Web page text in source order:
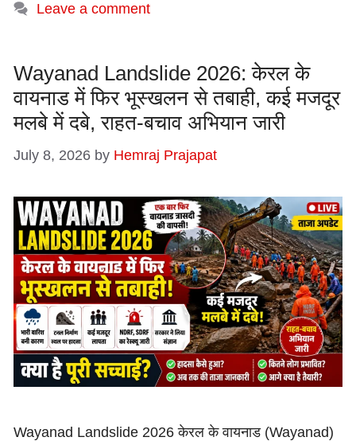
Leave a comment
Wayanad Landslide 2026: केरल के
वायनाड में फिर भूस्खलन से तबाही, कई मजदूर
मलबे में दबे, राहत-बचाव अभियान जारी
July 8, 2026 by Hemraj Prajapat
Wayanad Landslide 2026 केरल के वायनाड (Wayanad)